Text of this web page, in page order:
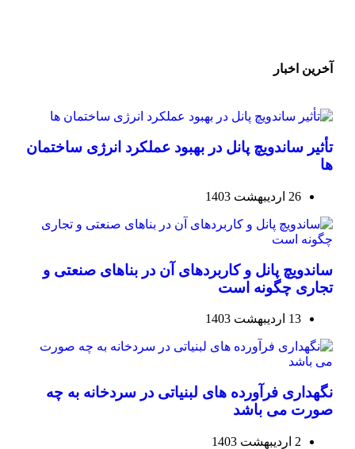
آخرین اخبار
تأثیر ساندویچ پانل در بهبود عملکرد انرژی ساختمان
ها
26 اردیبهشت 1403
ساندویچ پانل و کاربردهای آن در بناهای صنعتی و
تجاری چگونه است
13 اردیبهشت 1403
نگهداری فرآورده های لبنیاتی در سردخانه به چه
صورت می باشد
2 اردیبهشت 1403